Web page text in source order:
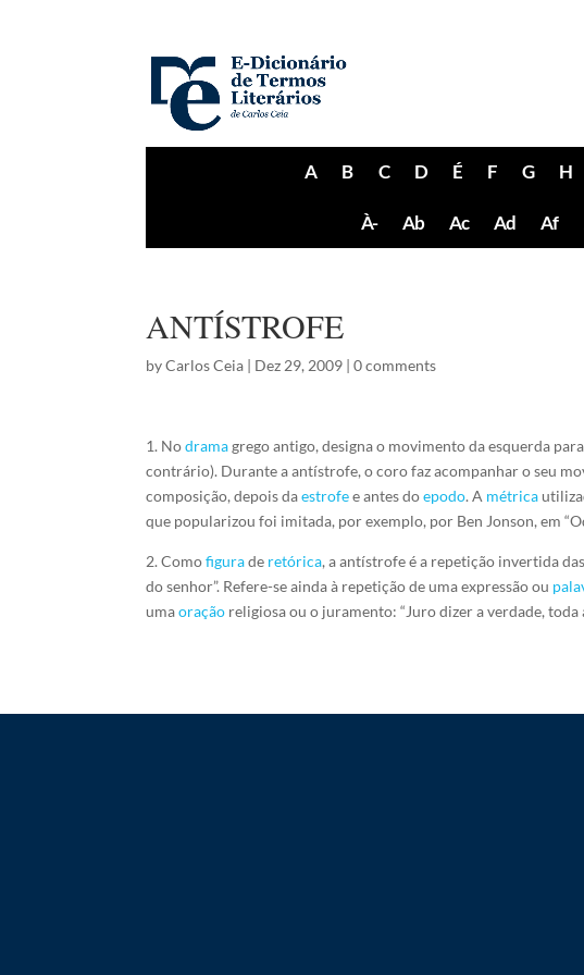
A B C D É F G H
À- Ab Ac Ad Af
ANTÍSTROFE
byCarlos Ceia | Dez 29, 2009 |0 comments
1. Nodramagrego antigo, designa o movimento da esquerda
contrário). Durante a antístrofe, o coro faz acompanhar o seu
composição, depois daestrofee antes doepodo. A métrica
que popularizou foi imitada, por exemplo, por Ben Jonson, em
2. Comofigurade retórica, a antístrofe é a repetição invertida
do senhor”. Refere-se ainda à repetição de uma expressão ou
umaoração religiosa ou o juramento: “Juro dizer a verdade, toda